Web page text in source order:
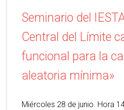
Seminario del
Central del Límite
funcional para la
aleatoria mínima»
Miércoles 28 de junio. Hora